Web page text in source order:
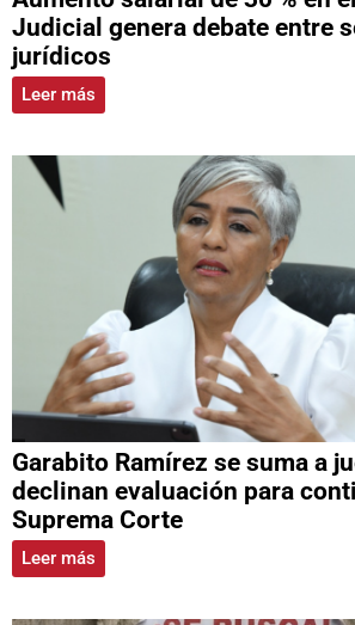
Judicial genera debate entre
jurídicos
Leer más
Garabito Ramírez se suma a
declinan evaluación para
Suprema Corte
Leer más